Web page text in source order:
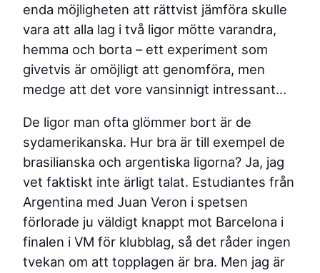
enda möjligheten att rättvist jämföra skulle
vara att alla lag i två ligor mötte varandra,
hemma och borta – ett experiment som
givetvis är omöjligt att genomföra, men
medge att det vore vansinnigt intressant…
De ligor man ofta glömmer bort är de
sydamerikanska. Hur bra är till exempel de
brasilianska och argentiska ligorna? Ja, jag
vet faktiskt inte ärligt talat. Estudiantes från
Argentina med Juan Veron i spetsen
förlorade ju väldigt knappt mot Barcelona i
finalen i VM för klubblag, så det råder ingen
tvekan om att topplagen är bra. Men jag är